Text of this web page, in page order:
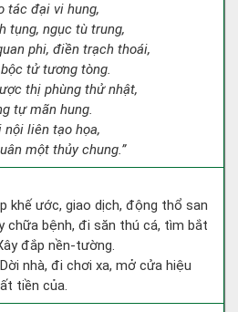
tác đại vi hung,
tụng, ngục tù trung,
phi, điền trạch thoái,
tử tương tòng.
thị phùng thử nhật,
tự mãn hung.
nội liên tạo họa,
một thủy chung.”
khế ước, giao dịch, động thổ san
chữa bệnh, đi săn thú cá, tìm bắt
đắp nền-tường.
nhà, đi chơi xa, mở cửa hiệu
tiền của.